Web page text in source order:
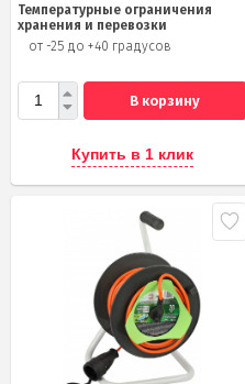
Температурные ограничения
хранения и перевозки
от -25 до +40 градусов
В корзину
Купить в 1 клик